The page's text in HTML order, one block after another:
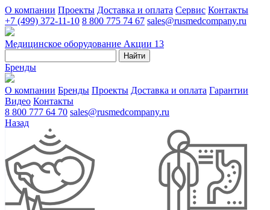
О компании Проекты Доставка и оплата Сервис Контакты
+7 (499) 372-11-10 8 800 775 74 67 sales@rusmedcompany.ru
Медицинское оборудование Акции 13
Найти
Бренды
О компании Бренды Проекты Доставка и оплата Гарантии
Видео Контакты
8 800 777 64 70 sales@rusmedcompany.ru
Назад